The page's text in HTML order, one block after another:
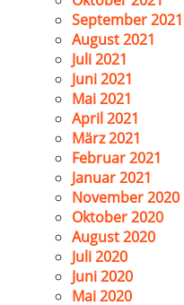
September 2021
August 2021
Juli 2021
Juni 2021
Mai 2021
April 2021
März 2021
Februar 2021
Januar 2021
November 2020
Oktober 2020
August 2020
Juli 2020
Juni 2020
Mai 2020